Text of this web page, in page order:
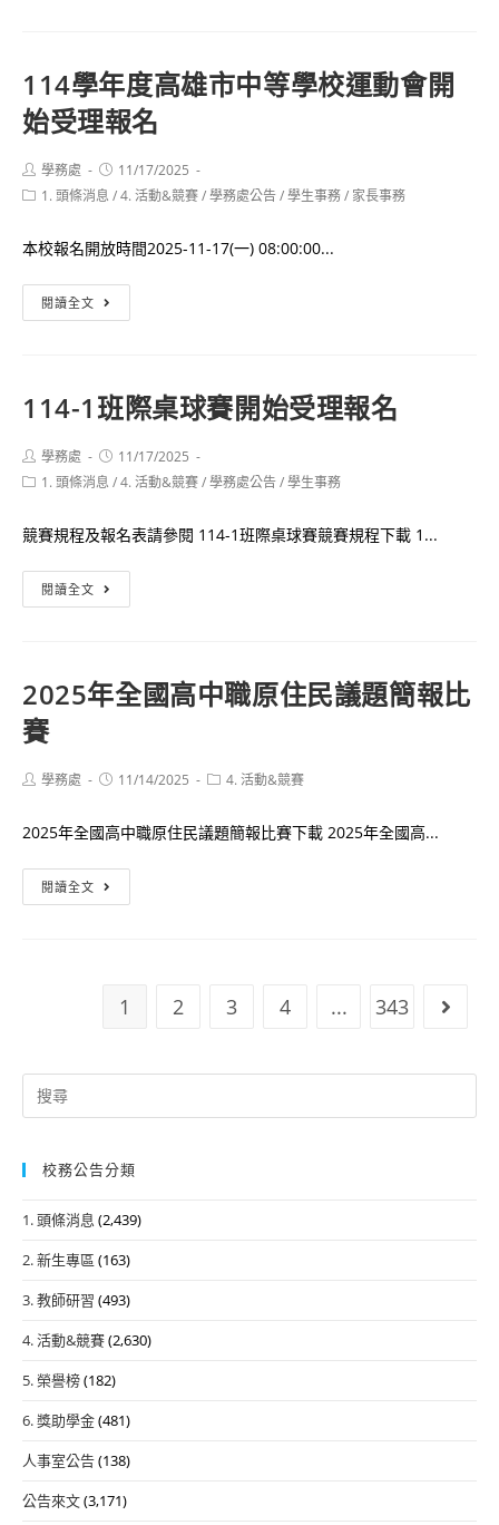
度
高
雄
體
盃
車
賽
績
亮
大
學
運
動
績
招
114學年度高雄市中等學校運動會開
始受理報名
Post
author:
學務處
Post
published:
11/17/2025
Post1. 頭條消息 /4. 活動&競賽/學務處公告/學生事務/ 家長事務
本校報名開放時間2025-11-17(一) 08:00:00...
閱讀全文
學
高
市
中
學
校
運
開
理
名
114-1班際桌球賽開始受理報名
Post
author:
學務處
Post
published:
11/17/2025
Post1. 頭條消息 /4. 活動&競賽/學務處公告/學生事務
競賽規程及報名表請參閱 114-1班際桌球賽競賽規程下載 1...
閱讀全文
1
桌
開
受
2025年全國高中職原住民議題簡報比
賽
Post學務處
Post11/14/2025
Post4. 活動&競賽
2025年全國高中職原住民議題簡報比賽下載 2025年全國高...
閱讀全文
年
原
議
簡
比
賽
1 2 3 4 ... 343 Go to
Search
for:
校務公告分類
1. 頭條消息 (2,439)
2. 新生專區 (163)
3. 教師研習 (493)
4. 活動&競賽(2,630)
5. 榮譽榜(182)
6. 獎助學金(481)
人事室公告(138)
公告來文(3,171)